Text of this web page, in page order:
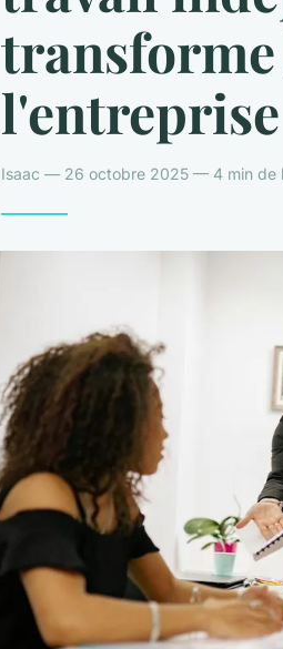
transforme
l'entreprise
Isaac — 26 octobre 2025 — 4 min de